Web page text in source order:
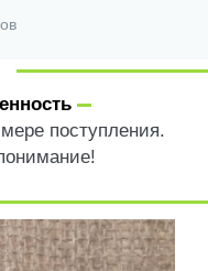
поступления.